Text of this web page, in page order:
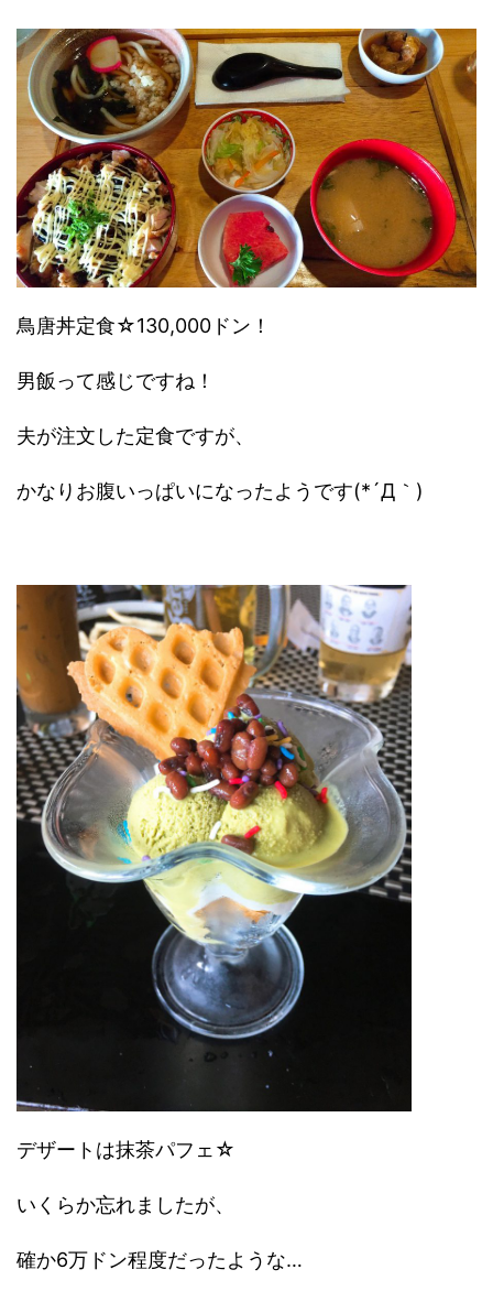
鳥唐丼定食☆130,000ドン！
男飯って感じですね！
夫が注文した定食ですが、
かなりお腹いっぱいになったようです(*´Д｀)
デザートは抹茶パフェ☆
いくらか忘れましたが、
確か6万ドン程度だったような…